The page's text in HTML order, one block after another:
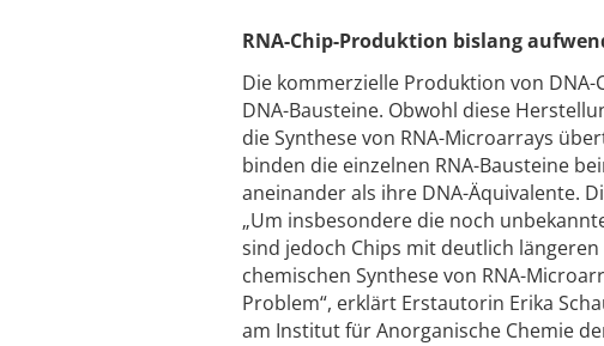
RNA-Chip-Produktion bislang
Die kommerzielle Produktion von
DNA-Bausteine. Obwohl diese
die Synthese von RNA-Microarrays
binden die einzelnen RNA-Bausteine
aneinander als ihre DNA-Äquivalente.
„Um insbesondere die noch
sind jedoch Chips mit deutlich
chemischen Synthese von RNA-
Problem“, erklärt Erstautorin Erika
am Institut für Anorganische Chemie